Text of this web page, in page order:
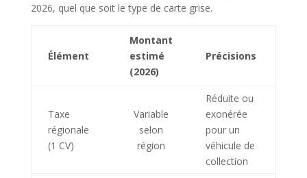
2026, quel que soit le type de carte grise.
Élément
Montant
estimé
(2026)
Précisions
Taxe
régionale
(1 CV)
Variable
selon
région
Réduite ou
exonérée
pour un
véhicule de
collection